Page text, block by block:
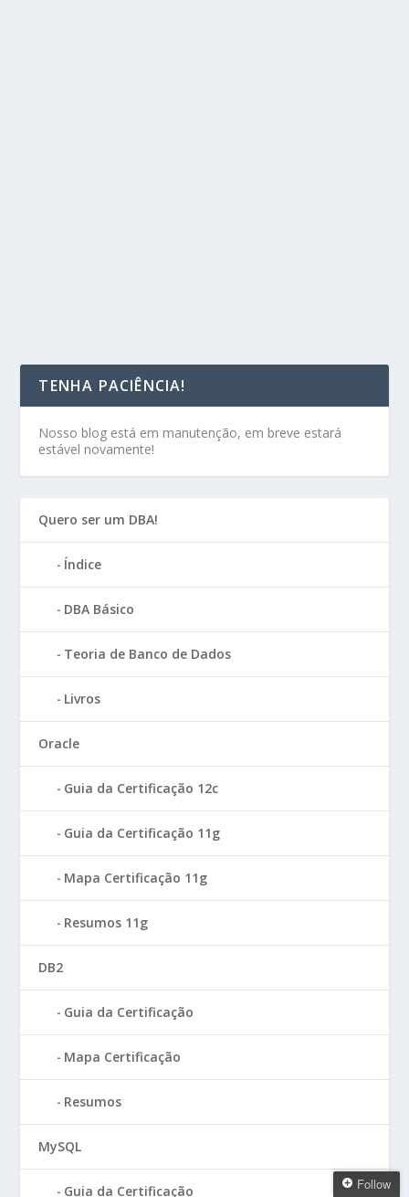
TENHA PACIÊNCIA!
Nosso blog está em manutenção, em breve estará
estável novamente!
Quero ser um DBA!
Índice
DBA Básico
Teoria de Banco de Dados
Livros
Oracle
Guia da Certificação 12c
Guia da Certificação 11g
Mapa Certificação 11g
Resumos 11g
DB2
Guia da Certificação
Mapa Certificação
Resumos
MySQL
Guia da Certificação Follow